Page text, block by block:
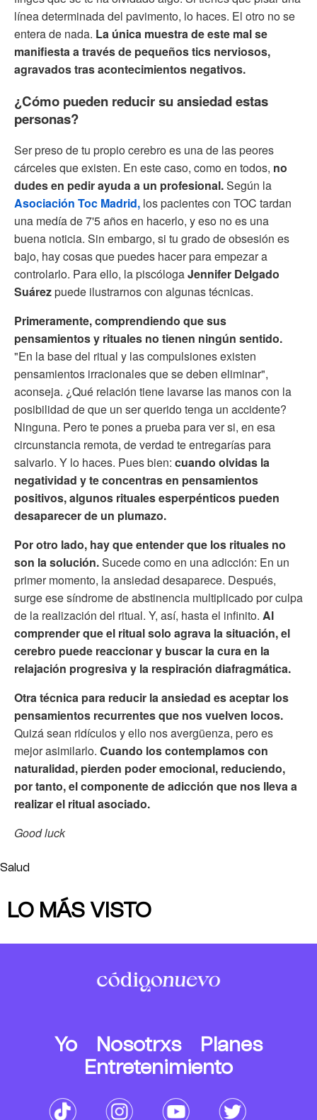
línea determinada del pavimento, lo haces. El otro no se
entera de nada. La única muestra de este mal se
manifiesta a través de pequeños tics nerviosos,
agravados tras acontecimientos negativos.
¿Cómo pueden reducir su ansiedad estas
personas?
Ser preso de tu propio cerebro es una de las peores
cárceles que existen. En este caso, como en todos, no
dudes en pedir ayuda a un profesional.Según la
Asociación Toc Madrid, los pacientes con TOC tardan
una medía de 7'5 años en hacerlo, y eso no es una
buena noticia. Sin embargo, si tu grado de obsesión es
bajo, hay cosas que puedes hacer para empezar a
controlarlo. Para ello, la piscólogaJennifer Delgado
Suárezpuede ilustrarnos con algunas técnicas.
Primeramente, comprendiendo que sus
pensamientos y rituales no tienen ningún sentido.
"En la base del ritual y las compulsiones existen
pensamientos irracionales que se deben eliminar",
aconseja. ¿Qué relación tiene lavarse las manos con la
posibilidad de que un ser querido tenga un accidente?
Ninguna. Pero te pones a prueba para ver si, en esa
circunstancia remota, de verdad te entregarías para
salvarlo. Y lo haces. Pues bien: cuando olvidas la
negatividad y te concentras en pensamientos
positivos, algunos rituales esperpénticos pueden
desaparecer de un plumazo.
Por otro lado, hay que entender que los rituales no
son la solución.Sucede como en una adicción: En un
primer momento, la ansiedad desaparece. Después,
surge ese síndrome de abstinencia multiplicado por culpa
de la realización del ritual. Y, así, hasta el infinito. Al
comprender que el ritual solo agrava la situación, el
cerebro puede reaccionar y buscar la cura en la
relajación progresiva y la respiración diafragmática.
Otra técnica para reducir la ansiedad es aceptar los
pensamientos recurrentes que nos vuelven locos.
Quizá sean ridículos y ello nos avergüenza, pero es
mejor asimilarlo. Cuando los contemplamos con
naturalidad, pierden poder emocional, reduciendo,
por tanto, el componente de adicción que nos lleva a
realizar el ritual asociado.
Good luck
Salud
LO MÁS VISTO
Yo Nosotrxs
Planes
Entretenimiento